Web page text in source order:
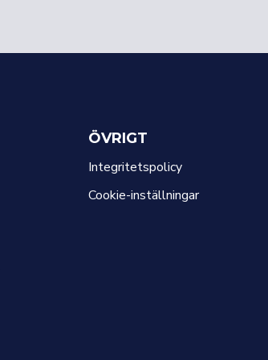
ÖVRIGT
Integritetspolicy
Cookie-inställningar